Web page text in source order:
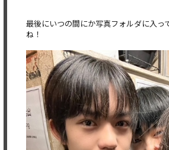
最後にいつの間にか写真フォルダに入っ
ね！